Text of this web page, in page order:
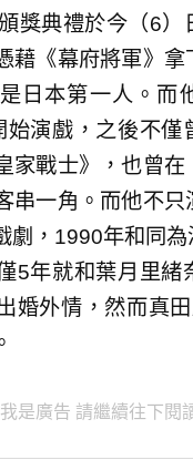
獎典禮於今（6）
藉《幕府將軍》拿
日本第一人。而
始演戲，之後不僅
家戰士》，也曾在
串一角。而他不只
劇，1990年和同
5年就和葉月里緒
婚外情，然而真
我是廣告 請繼續往下閱